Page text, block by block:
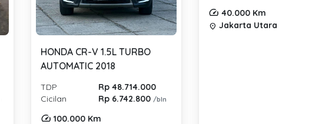
HONDA CR-V 1.5L TURBO
AUTOMATIC 2018
TDP
Rp 48.714.000
Cicilan
Rp 6.742.800/bln
100.000 Km
40.000 Km
location_on Jakarta Utara